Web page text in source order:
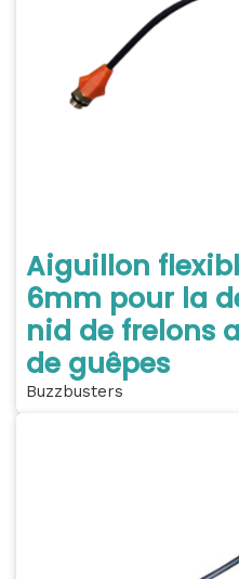
Aiguillon
6mm pour la
nid de frelons
de guêpes
Buzzbusters